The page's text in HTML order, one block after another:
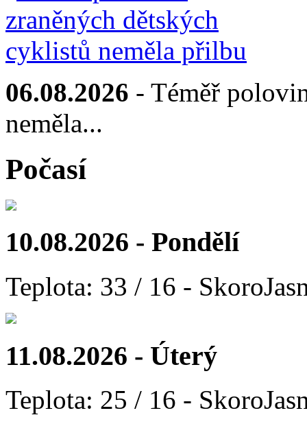
06.08.2026 - Téměř
neměla...
Počasí
10.08.2026 - Pondělí
Teplota: 33 / 16 -
11.08.2026 - Úterý
Teplota: 25 / 16 -